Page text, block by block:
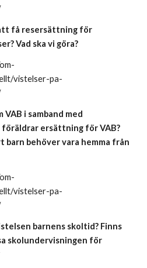
få resersättning för
Vad ska vi göra?
vistelser-pa-
i samband med
föräldrar ersättning för VAB?
barn behöver vara hemma från
vistelser-pa-
barnens skoltid? Finns
skolundervisningen för